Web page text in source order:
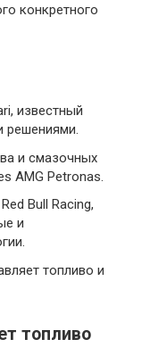
конкретного
известный
решениями.
и смазочных
AMG Petronas.
Bull Racing,
и
топливо и
топливо